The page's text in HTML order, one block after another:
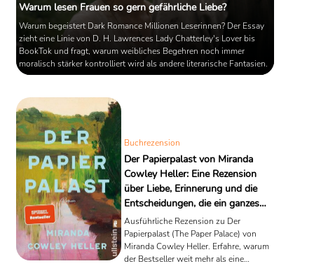
Warum lesen Frauen so gern gefährliche Liebe?
Warum begeistert Dark Romance Millionen Leserinnen? Der Essay
zieht eine Linie von D. H. Lawrences Lady Chatterley's Lover bis
BookTok und fragt, warum weibliches Begehren noch immer
moralisch stärker kontrolliert wird als andere literarische Fantasien.
Buchrezension
Der Papierpalast von Miranda
Cowley Heller: Eine Rezension
über Liebe, Erinnerung und die
Entscheidungen, die ein ganzes
Leben begleiten
Ausführliche Rezension zu Der
Papierpalast (The Paper Palace) von
Miranda Cowley Heller. Erfahre, warum
der Bestseller weit mehr als eine